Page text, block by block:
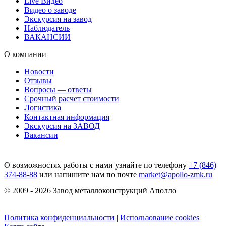
Видео о заводе
Экскурсия на завод
Наблюдатель
ВАКАНСИИ
О компании
Новости
Отзывы
Вопросы — ответы
Срочный расчет стоимости
Логистика
Контактная информация
Экскурсия на ЗАВОД
Вакансии
О возможностях работы с нами узнайте по телефону +7 (846)
374-88-88 или напишите нам по почте market@apollo-zmk.ru
© 2009 - 2026 Завод металлоконструкций Аполло
Политика конфиденциальности | Использование cookies |